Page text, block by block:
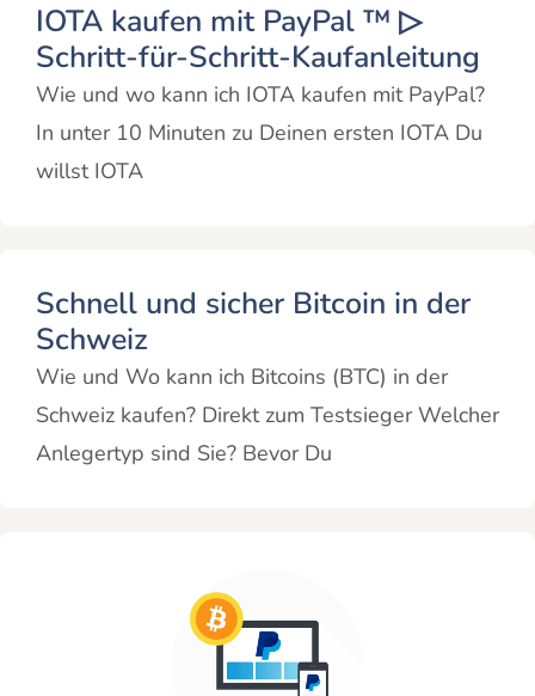
IOTA kaufen mit PayPal ™ ▷
Schritt-für-Schritt-Kaufanleitung
Wie und wo kann ich IOTA kaufen mit PayPal?
In unter 10 Minuten zu Deinen ersten IOTA Du
willst IOTA
Schnell und sicher Bitcoin in der
Schweiz
Wie und Wo kann ich Bitcoins (BTC) in der
Schweiz kaufen? Direkt zum Testsieger Welcher
Anlegertyp sind Sie? Bevor Du